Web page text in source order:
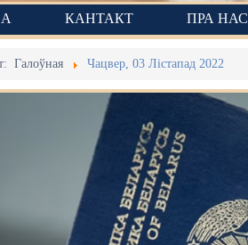
КАНТАКТ ПРА НАС
Галоўная Чацвер, 03 Лістапад 2022